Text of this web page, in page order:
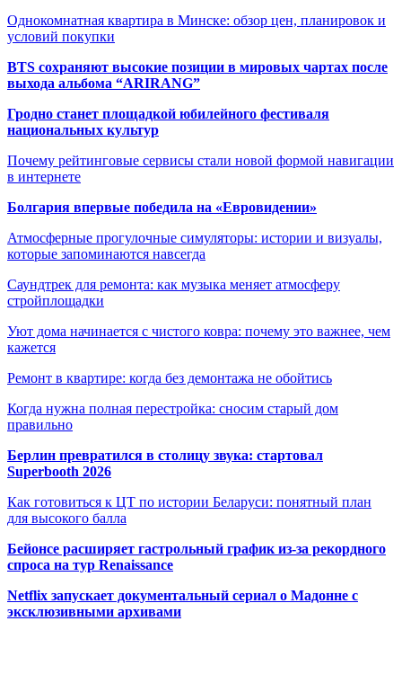
Однокомнатная квартира в Минске: обзор цен, планировок и
условий покупки
BTS сохраняют высокие позиции в мировых чартах после
выхода альбома “ARIRANG”
Гродно станет площадкой юбилейного фестиваля
национальных культур
Почему рейтинговые сервисы стали новой формой навигации
в интернете
Болгария впервые победила на «Евровидении»
Атмосферные прогулочные симуляторы: истории и визуалы,
которые запоминаются навсегда
Саундтрек для ремонта: как музыка меняет атмосферу
стройплощадки
Уют дома начинается с чистого ковра: почему это важнее, чем
кажется
Ремонт в квартире: когда без демонтажа не обойтись
Когда нужна полная перестройка: сносим старый дом
правильно
Берлин превратился в столицу звука: стартовал
Superbooth 2026
Как готовиться к ЦТ по истории Беларуси: понятный план
для высокого балла
Бейонсе расширяет гастрольный график из-за рекордного
спроса на тур Renaissance
Netflix запускает документальный сериал о Мадонне с
эксклюзивными архивами